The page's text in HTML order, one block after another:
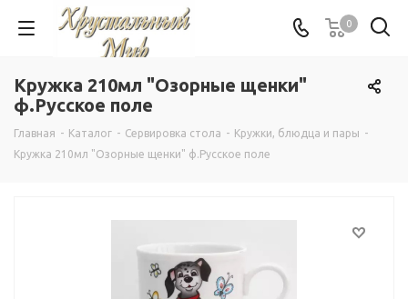
0
Кружка 210мл "Озорные щенки"
ф.Русское поле
Главная - Каталог - Сервировка стола - Кружки, блюдца и пары -
Кружка 210мл "Озорные щенки" ф.Русское поле